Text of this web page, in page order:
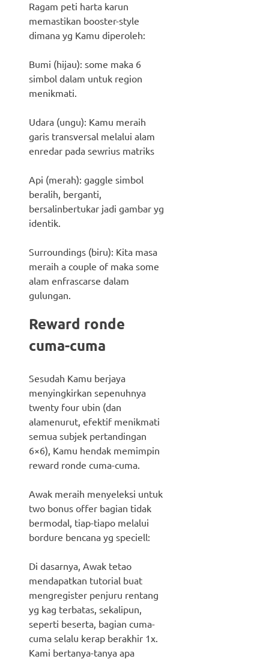
Ragam peti harta karun
memastikan booster-style
dimana yg Kamu diperoleh:
Bumi (hijau): some maka 6
simbol dalam untuk region
menikmati.
Udara (ungu): Kamu meraih
garis transversal melalui alam
enredar pada sewrius matriks
Api (merah): gaggle simbol
beralih, berganti,
bersalinbertukar jadi gambar yg
identik.
Surroundings (biru): Kita masa
meraih a couple of maka some
alam enfrascarse dalam
gulungan.
Reward ronde
cuma-cuma
Sesudah Kamu berjaya
menyingkirkan sepenuhnya
twenty four ubin (dan
alamenurut, efektif menikmati
semua subjek pertandingan
6×6), Kamu hendak memimpin
reward ronde cuma-cuma.
Awak meraih menyeleksi untuk
two bonus offer bagian tidak
bermodal, tiap-tiapo melalui
bordure bencana yg speciell:
Di dasarnya, Awak tetao
mendapatkan tutorial buat
mengregister penjuru rentang
yg kag terbatas, sekalipun,
seperti beserta, bagian cuma-
cuma selalu kerap berakhir 1x.
Kami bertanya-tanya apa